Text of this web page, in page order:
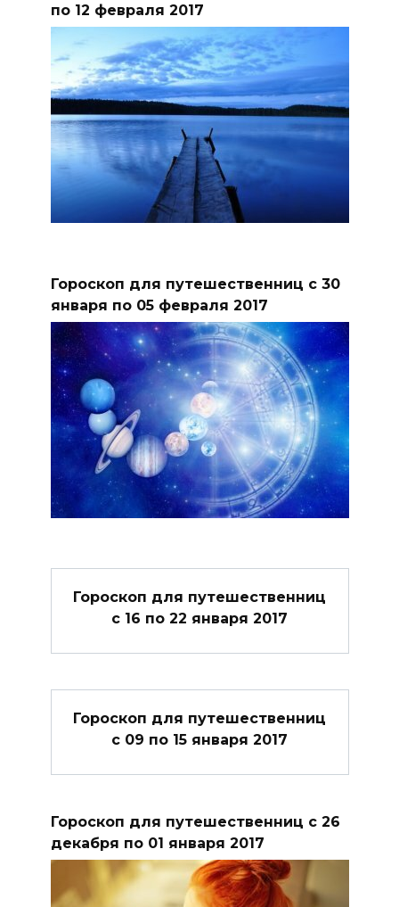
по 12 февраля 2017
Гороскоп для путешественниц с 30
января по 05 февраля 2017
Гороскоп для путешественниц
с 16 по 22 января 2017
Гороскоп для путешественниц
с 09 по 15 января 2017
Гороскоп для путешественниц с 26
декабря по 01 января 2017